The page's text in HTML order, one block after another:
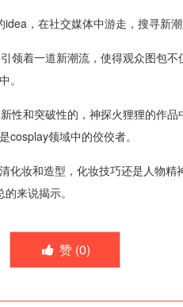
，在社交媒体中游走，搜寻新潮
领着一道新潮流，使得观众图包
。
性和突破性的，神探火狸狸的作
cosplay领域中的佼佼者。
化妆和造型，化妆技巧还是人物
来说揭示。
赞 (0)